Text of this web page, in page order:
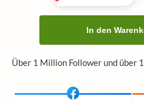
In den
Über 1 Million Follower und über